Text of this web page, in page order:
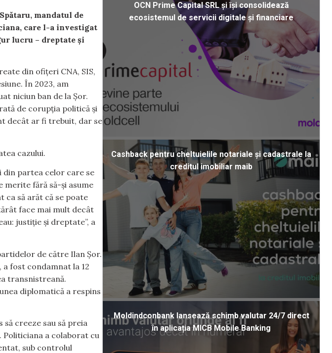
mandatul de
care l-a investigat
lucru – dreptate și
din ofițeri CNA, SIS,
În 2023, am
niciun ban de la Șor.
de corupția politică și
decât ar fi trebuit, dar se
cazului.
din partea celor care se
merite fără să-și asume
ca să arăt că se poate
face mai mult decât
justiție și dreptate”, a
de către Ilan Șor.
fost condamnat la 12
transnistreană.
diplomatică a respins
creeze sau să preia
a colaborat cu
sub controlul
OCN Prime Capital SRL și își consolidează
ecosistemul de servicii digitale și financiare
Cashback pentru cheltuielile notariale și cadastrale la
creditul imobiliar maib
Moldindconbank lansează schimb valutar 24/7 direct
în aplicația MICB Mobile Banking